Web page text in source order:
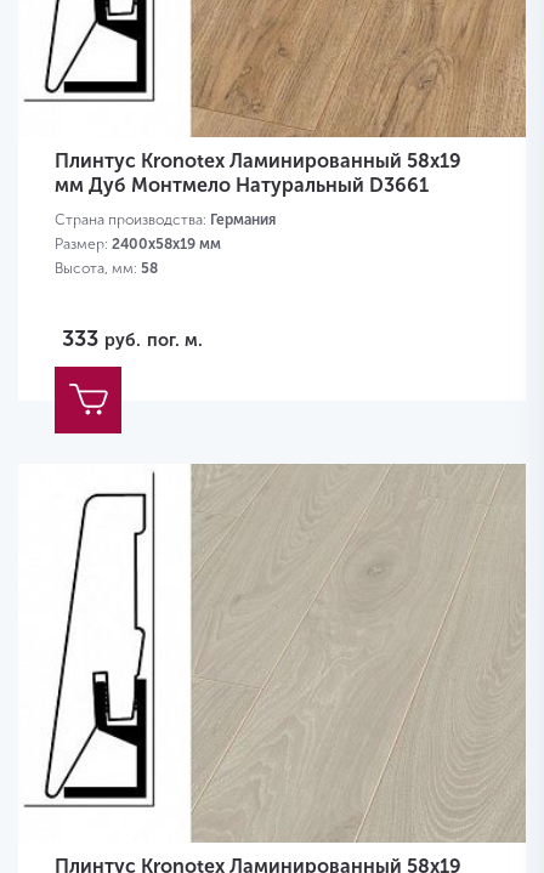
Плинтус Kronotex Ламинированный 58х19
мм Дуб Монтмело Натуральный D3661
Страна производства: Германия
Размер: 2400х58х19 мм
Высота, мм: 58
333 руб. пог. м.
Плинтус Kronotex Ламинированный 58х19